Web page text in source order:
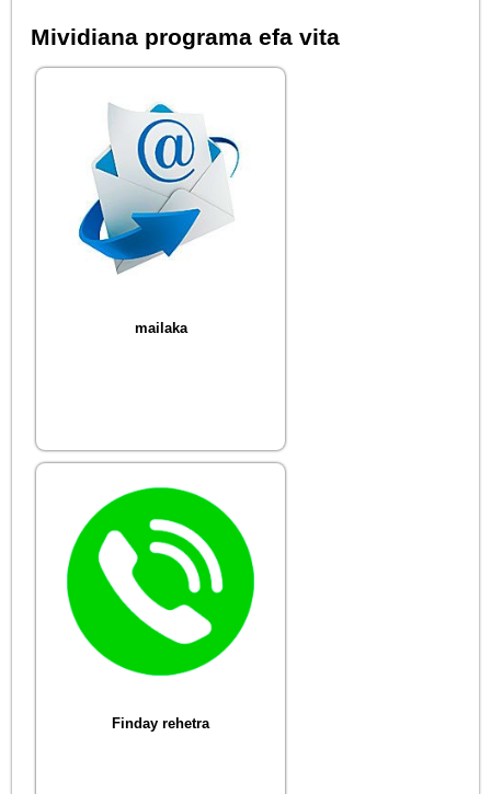
Mividiana programa efa vita
mailaka
Finday rehetra